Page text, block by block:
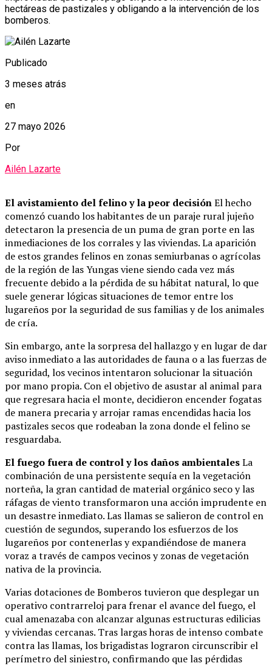
hectáreas de pastizales y obligando a la intervención de los
bomberos.
Publicado
3 meses atrás
en
27 mayo 2026
Por
Ailén Lazarte
El avistamiento del felino y la peor decisiónEl hecho
comenzó cuando los habitantes de un paraje rural jujeño
detectaron la presencia de un puma de gran porte en las
inmediaciones de los corrales y las viviendas. La aparición
de estos grandes felinos en zonas semiurbanas o agrícolas
de la región de las Yungas viene siendo cada vez más
frecuente debido a la pérdida de su hábitat natural, lo que
suele generar lógicas situaciones de temor entre los
lugareños por la seguridad de sus familias y de los animales
de cría.
Sin embargo, ante la sorpresa del hallazgo y en lugar de dar
aviso inmediato a las autoridades de fauna o a las fuerzas de
seguridad, los vecinos intentaron solucionar la situación
por mano propia. Con el objetivo de asustar al animal para
que regresara hacia el monte, decidieron encender fogatas
de manera precaria y arrojar ramas encendidas hacia los
pastizales secos que rodeaban la zona donde el felino se
resguardaba.
El fuego fuera de control y los daños ambientalesLa
combinación de una persistente sequía en la vegetación
norteña, la gran cantidad de material orgánico seco y las
ráfagas de viento transformaron una acción imprudente en
un desastre inmediato. Las llamas se salieron de control en
cuestión de segundos, superando los esfuerzos de los
lugareños por contenerlas y expandiéndose de manera
voraz a través de campos vecinos y zonas de vegetación
nativa de la provincia.
Varias dotaciones de Bomberos tuvieron que desplegar un
operativo contrarreloj para frenar el avance del fuego, el
cual amenazaba con alcanzar algunas estructuras edilicias
y viviendas cercanas. Tras largas horas de intenso combate
contra las llamas, los brigadistas lograron circunscribir el
perímetro del siniestro, confirmando que las pérdidas